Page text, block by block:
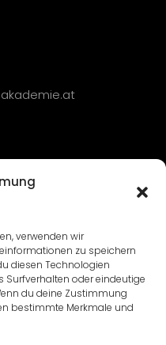
verwenden wir
zu speichern
diesen Technologien
Surfverhalten oder eindeutige
du deine Zustimmung
bestimmte Merkmale und